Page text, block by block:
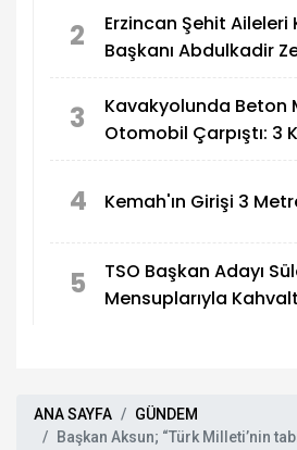
2
Erzincan Şehit
Başkanı Abdulkadir
3
Kavakyolunda Beton
Otomobil Çarpıştı: 3
4 Kemah'ın Girişi 3
5
TSO Başkan Adayı
Mensuplarıyla
ANA SAYFA
GÜNDEM
Başkan Aksun; “Türk Milleti’nin